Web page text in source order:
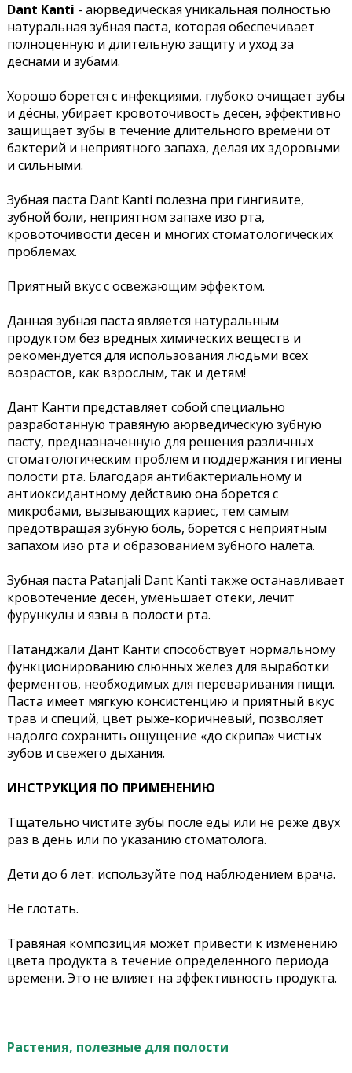
Dant Kanti - аюрведическая уникальная полностью
натуральная зубная паста, которая обеспечивает
полноценную и длительную защиту и уход за
дёснами и зубами.
Хорошо борется с инфекциями, глубоко очищает зубы
и дёсны, убирает кровоточивость десен, эффективно
защищает зубы в течение длительного времени от
бактерий и неприятного запаха, делая их здоровыми
и сильными.
Зубная паста Dant Kanti полезна при гингивите,
зубной боли, неприятном запахе изо рта,
кровоточивости десен и многих стоматологических
проблемах.
Приятный вкус с освежающим эффектом.
Данная зубная паста является натуральным
продуктом без вредных химических веществ и
рекомендуется для использования людьми всех
возрастов, как взрослым, так и детям!
Дант Канти представляет собой специально
разработанную травяную аюрведическую зубную
пасту, предназначенную для решения различных
стоматологическим проблем и поддержания гигиены
полости рта. Благодаря антибактериальному и
антиоксидантному действию она борется с
микробами, вызывающих кариес, тем самым
предотвращая зубную боль, борется с неприятным
запахом изо рта и образованием зубного налета.
Зубная паста Patanjali Dant Kanti также останавливает
кровотечение десен, уменьшает отеки, лечит
фурункулы и язвы в полости рта.
Патанджали Дант Канти способствует нормальному
функционированию слюнных желез для выработки
ферментов, необходимых для переваривания пищи.
Паста имеет мягкую консистенцию и приятный вкус
трав и специй, цвет рыже-коричневый, позволяет
надолго сохранить ощущение «до скрипа» чистых
зубов и свежего дыхания.
ИНСТРУКЦИЯ ПО ПРИМЕНЕНИЮ
Тщательно чистите зубы после еды или не реже двух
раз в день или по указанию стоматолога.
Дети до 6 лет: используйте под наблюдением врача.
Не глотать.
Травяная композиция может привести к изменению
цвета продукта в течение определенного периода
времени. Это не влияет на эффективность продукта.
Растения, полезные для полости